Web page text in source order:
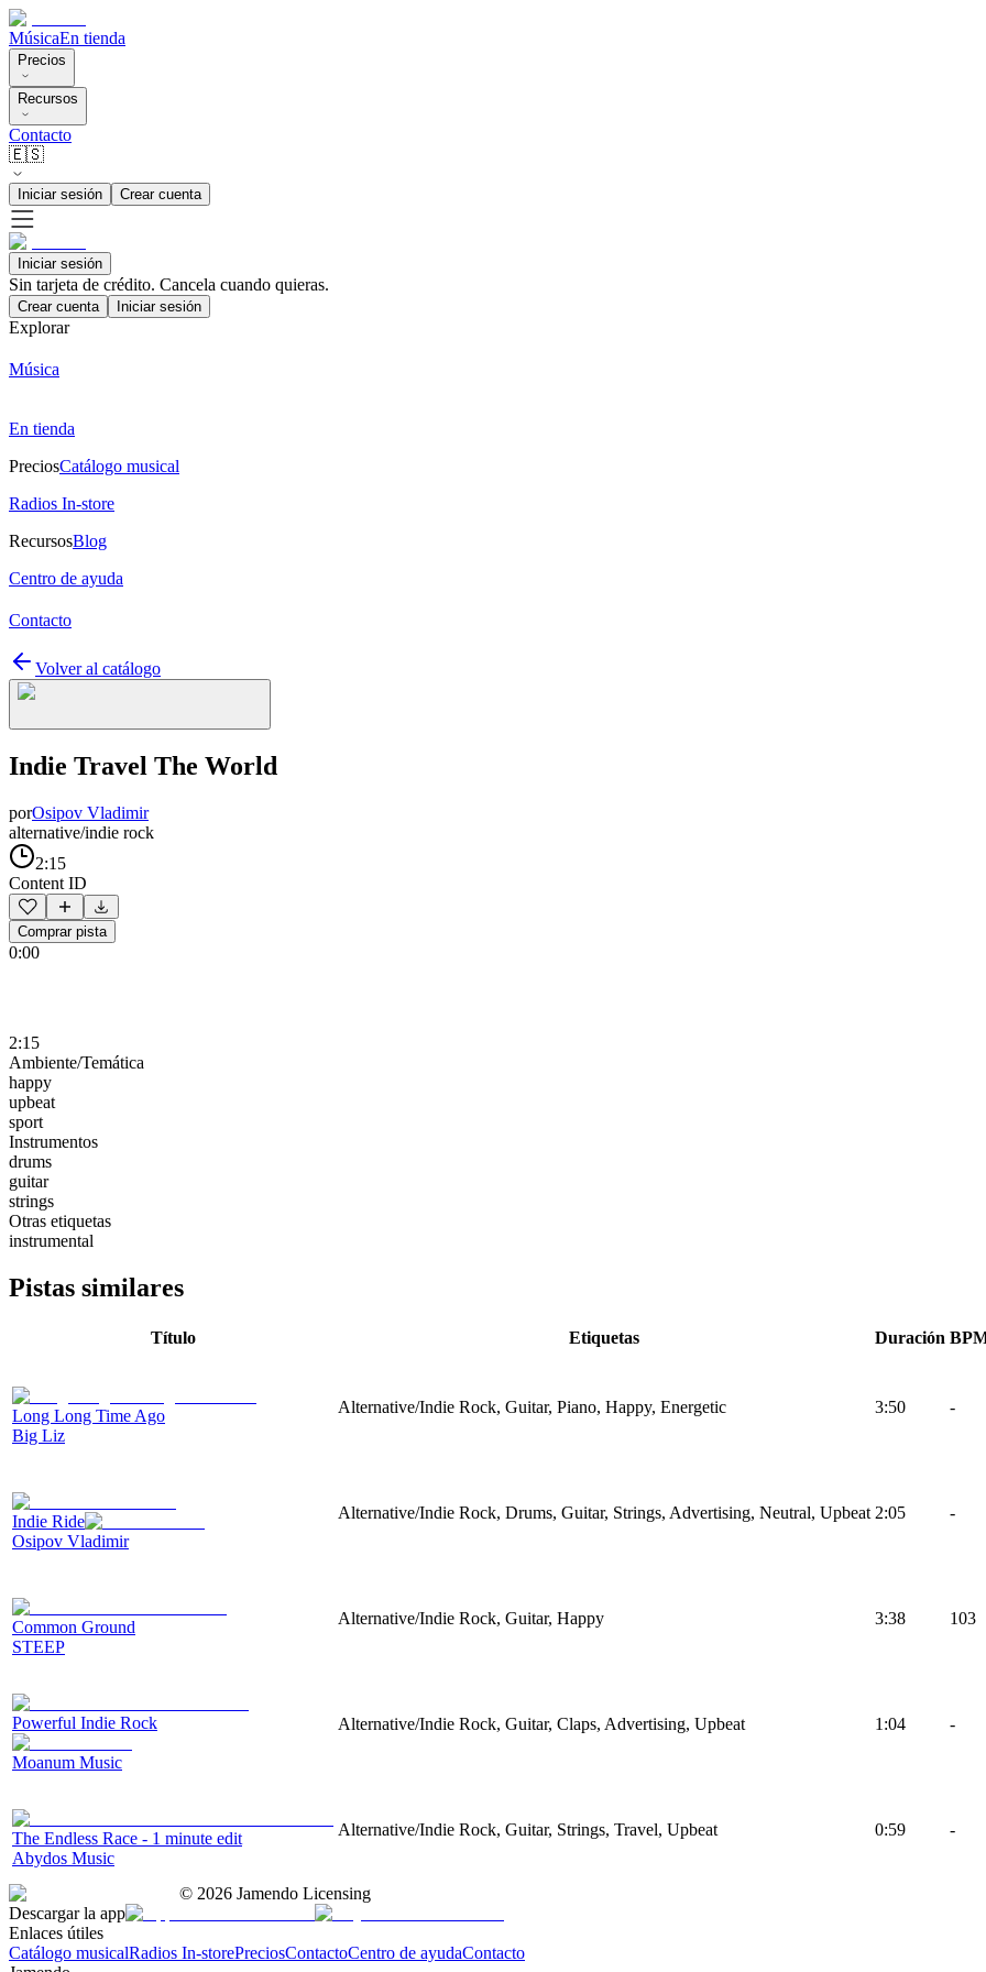
MúsicaEn tienda
Precios
Recursos
Contacto
🇪🇸
Iniciar sesión Crear cuenta
Iniciar sesión
Sin tarjeta de crédito. Cancela cuando quieras.
Crear cuenta Iniciar sesión
Explorar
Música
En tienda
PreciosCatálogo musical
Radios In-store
RecursosBlog
Centro de ayuda
Contacto
Volver al catálogo
Indie Travel The World
porOsipov Vladimir
alternative/indie rock
2:15
Content ID
Comprar pista
0:00
2:15
Ambiente/Temática
happy
upbeat
sport
Instrumentos
drums
guitar
strings
Otras etiquetas
instrumental
Pistas similares
Título Etiquetas Duración
Long Long Time Ago
Big Liz
Alternative/Indie Rock, Guitar, Piano, Happy, Energetic 3:50 -
Indie Ride
Osipov Vladimir
Alternative/Indie Rock, Drums, Guitar, Strings, Advertising, Neutral, Upbeat 2:05 -
Common Ground
STEEP
Alternative/Indie Rock, Guitar, Happy 3:38 103
Powerful Indie Rock
Moanum Music
Alternative/Indie Rock, Guitar, Claps, Advertising, Upbeat 1:04 -
The Endless Race - 1 minute edit
Abydos Music
Alternative/Indie Rock, Guitar, Strings, Travel, Upbeat 0:59 -
© 2026 Jamendo Licensing
Descargar la app
Enlaces útiles
Catálogo musicalRadios In-storePreciosContactoCentro de ayudaContacto